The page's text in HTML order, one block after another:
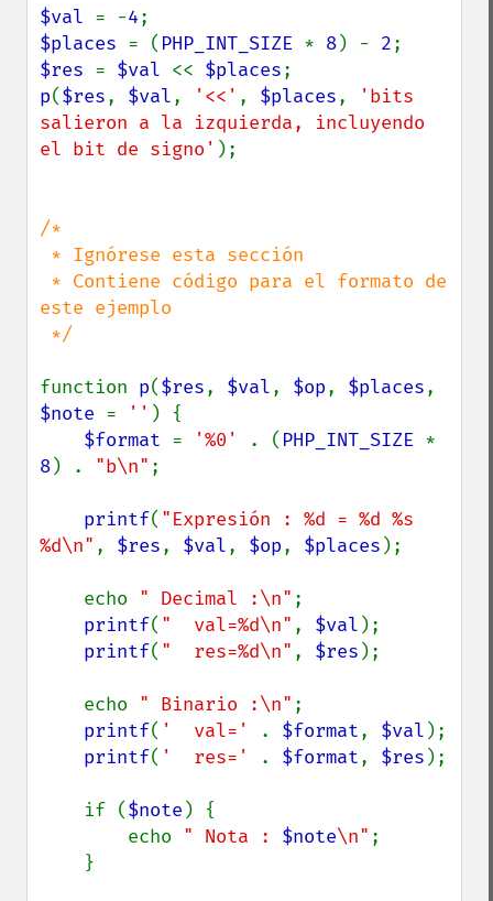
$val = -4
$places = ( PHP_INT_SIZE * 8) - 2
$res = $val << $places
p($res, $val, '<<' , $places,
'bits
salieron a la izquierda, incluyendo
el bit de signo' );
/*
este ejemplo
function p($res, $val, $op, $places
$note = '' ) {
$format = '%0' . ( PHP_INT_SIZE
8) . "b\n" ;
printf( "Expresión : %d = %d %s
%d\n" , $res, $val, $op, $places );
    echo
" Decimal :\n" ;
printf( "  val=%d\n" , $val );
printf( "  res=%d\n" , $res );
    echo
" Binario :\n" ;
printf( '  val=' . $format, $val );
printf( '  res=' . $format, $res );
    if (
$note ) {
        echo
" Nota : $note\n" ;